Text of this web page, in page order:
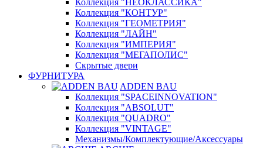
Коллекция "КОНТУР"
Коллекция "ГЕОМЕТРИЯ"
Коллекция "ЛАЙН"
Коллекция "ИМПЕРИЯ"
Коллекция "МЕГАПОЛИС"
Скрытые двери
ФУРНИТУРА
ADDEN BAU
Коллекция "SPACEINNOVATION"
Коллекция "ABSOLUT"
Коллекция "QUADRO"
Коллекция "VINTAGE"
Механизмы/Комплектующие/Аксессуары